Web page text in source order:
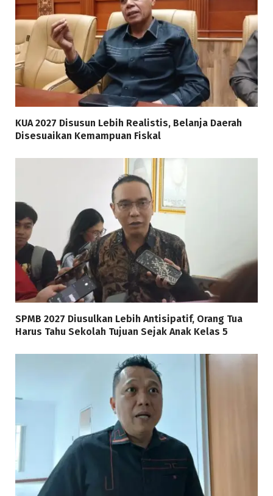
KUA 2027 Disusun Lebih Realistis, Belanja Daerah
Disesuaikan Kemampuan Fiskal
SPMB 2027 Diusulkan Lebih Antisipatif, Orang Tua
Harus Tahu Sekolah Tujuan Sejak Anak Kelas 5